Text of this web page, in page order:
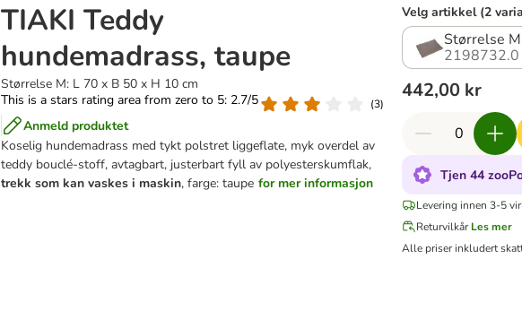
TIAKI Teddy
hundemadrass, taupe
Størrelse M: L 70 x B 50 x H 10 cm
This is a stars rating area from zero to 5: 2.7/5
(3)
Anmeld produktet
Koselig hundemadrass med tykt polstret liggeflate, myk overdel av
teddy bouclé-stoff, avtagbart, justerbart fyll av polyesterskumflak,
trekk som kan vaskes i maskin, farge: taupe for mer informasjon
Velg artikkel (2
Størrelse
2198732.0
442,00 kr
Tjen 44
Levering innen 3-5
Returvilkår Les mer
Alle priser inkludert